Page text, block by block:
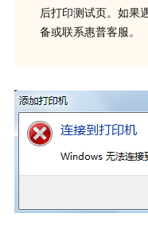
后打印测试页。如果
备或联系惠普客服。